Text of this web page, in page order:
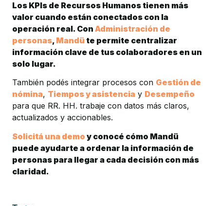
Los KPIs de Recursos Humanos tienen más
valor cuando están conectados con la
operación real. Con Administración de
personas, Mandü te permite centralizar
información clave de tus colaboradores en un
solo lugar.
También podés integrar procesos con Gestión de
nómina, Tiempos y asistencia y Desempeño
para que RR. HH. trabaje con datos más claros,
actualizados y accionables.
Solicitá una demo y conocé cómo Mandü
puede ayudarte a ordenar la información de
personas para llegar a cada decisión con más
claridad.